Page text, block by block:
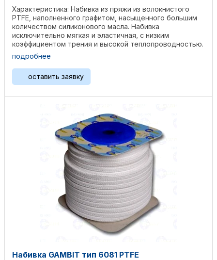
Характеристика: Набивка из пряжи из волокнистого
PTFE, наполненного графитом, насыщенного большим
количеством силиконового масла. Набивка
исключительно мягкая и эластичная, с низким
коэффициентом трения и высокой теплопроводностью.
Применение: ...
подробнее
оставить заявку
Набивка GAMBIT тип 6081 PTFE